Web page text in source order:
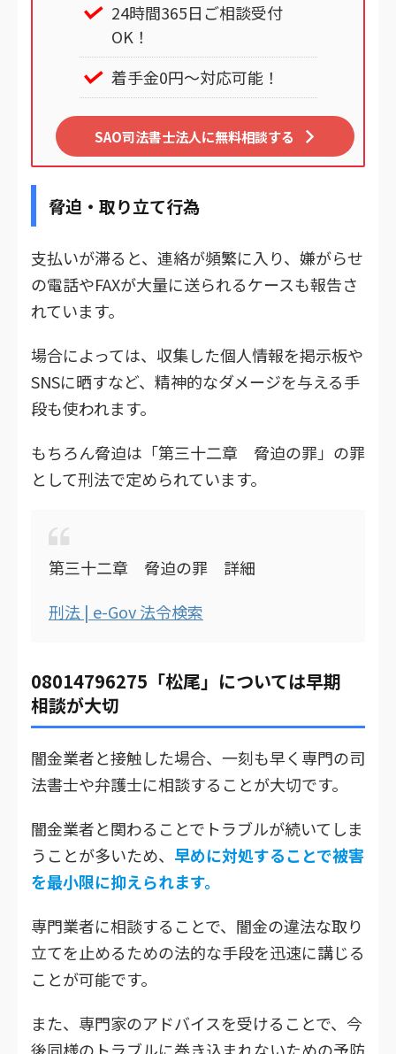
24時間365日ご相談受付
OK！
着手金0円～対応可能！
SAO司法書士法人に無料相談する
脅迫・取り立て行為
支払いが滞ると、連絡が頻繁に入り、嫌がらせ
の電話やFAXが大量に送られるケースも報告さ
れています。
場合によっては、収集した個人情報を掲示板や
SNSに晒すなど、精神的なダメージを与える手
段も使われます。
もちろん脅迫は「第三十二章 脅迫の罪」の罪
として刑法で定められています。
第三十二章 脅迫の罪 詳細
刑法 | e-Gov 法令検索
08014796275「松尾」については早期
相談が大切
闇金業者と接触した場合、一刻も早く専門の司
法書士や弁護士に相談することが大切です。
闇金業者と関わることでトラブルが続いてしま
うことが多いため、 早めに対処することで被害
を最小限に抑えられます。
専門業者に相談することで、闇金の違法な取り
立てを止めるための法的な手段を迅速に講じる
ことが可能です。
また、専門家のアドバイスを受けることで、今